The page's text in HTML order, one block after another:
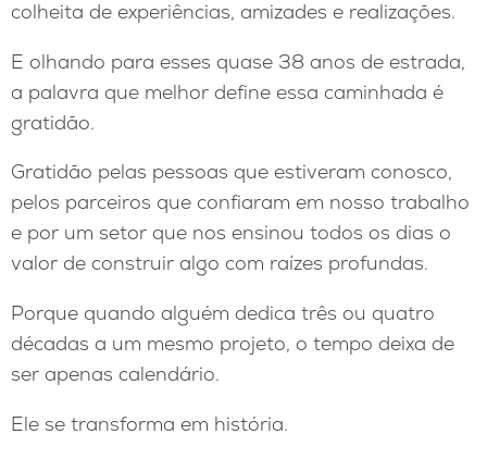
colheita de experiências, amizades e realizações.
E olhando para esses quase 38 anos de estrada,
a palavra que melhor define essa caminhada é
gratidão.
Gratidão pelas pessoas que estiveram conosco,
pelos parceiros que confiaram em nosso trabalho
e por um setor que nos ensinou todos os dias o
valor de construir algo com raízes profundas.
Porque quando alguém dedica três ou quatro
décadas a um mesmo projeto, o tempo deixa de
ser apenas calendário.
Ele se transforma em história.